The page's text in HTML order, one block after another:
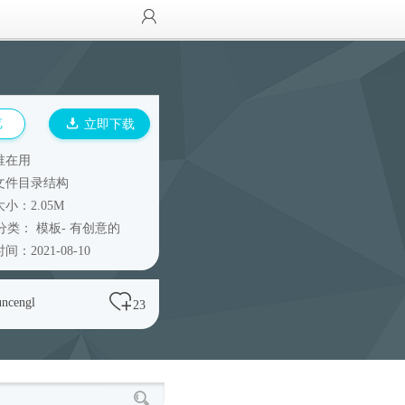
立即下载
在用
件目录结构
小：2.05M
类： 模板- 有创意的
间：2021-08-10
23